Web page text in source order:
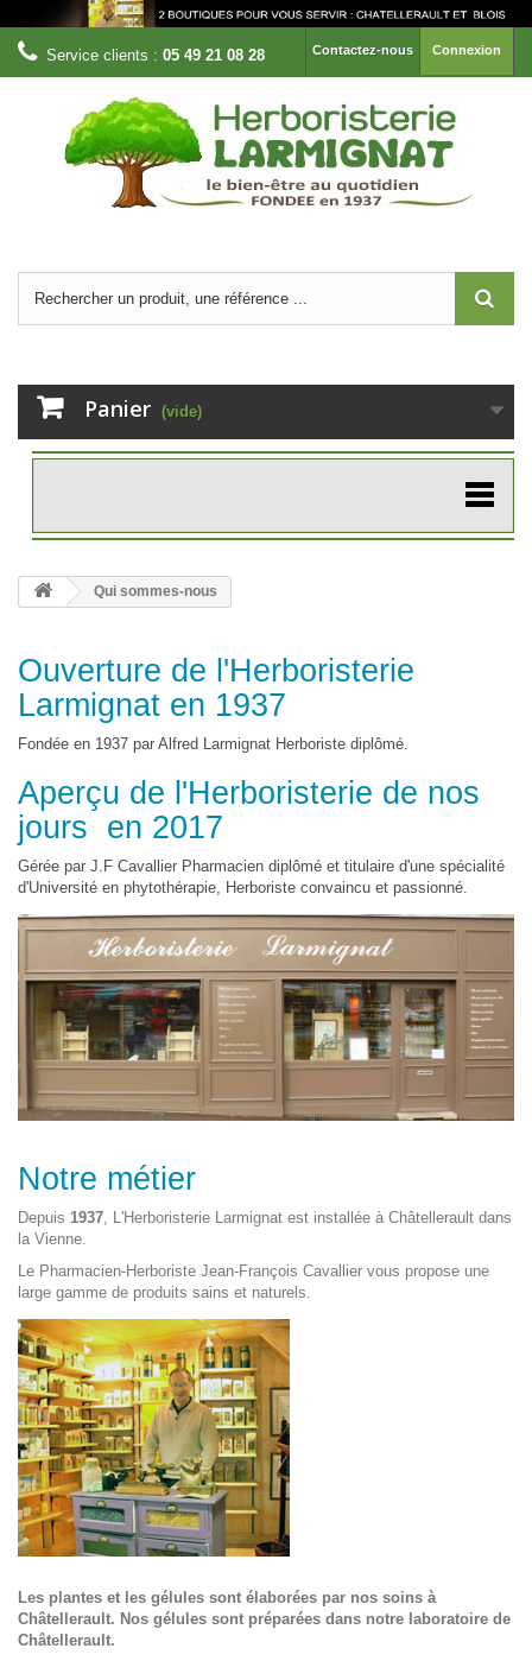
Connexion
Contactez-nous
Service clients : 05 49 21 08 28
Panier (vide)
Qui sommes-nous
Ouverture de l'Herboristerie
Larmignat en 1937
Fondée en 1937 par Alfred Larmignat Herboriste diplômé.
Aperçu de l'Herboristerie de nos
jours en 2017
Gérée par J.F Cavallier Pharmacien diplômé et titulaire d'une spécialité
d'Université en phytothérapie, Herboriste convaincu et passionné.
Notre métier
Depuis 1937, L'Herboristerie Larmignat est installée à Châtellerault dans
la Vienne.
Le Pharmacien-Herboriste Jean-François Cavallier vous propose une
large gamme de produits sains et naturels.
Les plantes et les gélules sont élaborées par nos soins à
Châtellerault. Nos gélules sont préparées dans notre laboratoire de
Châtellerault.